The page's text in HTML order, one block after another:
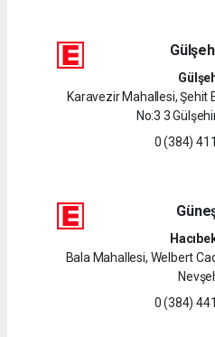
Karavezir Mahallesi, Şehit
No:3 3
0 (384)
Bala Mahallesi, Welbert
0 (384)